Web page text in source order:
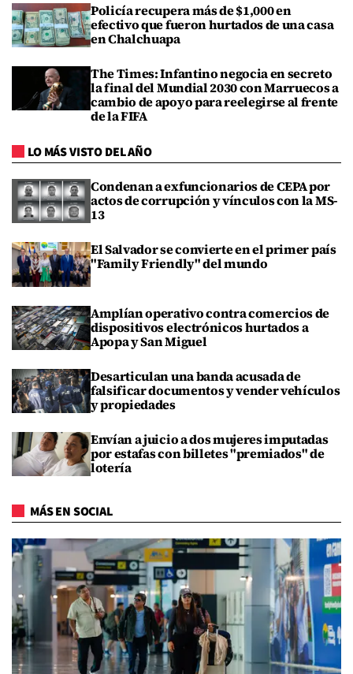
Policía recupera más de $1,000 en
efectivo que fueron hurtados de una casa
en Chalchuapa
The Times: Infantino negocia en secreto
la final del Mundial 2030 con Marruecos a
cambio de apoyo para reelegirse al frente
de la FIFA
LO MÁS VISTO DEL AÑO
Condenan a exfuncionarios de CEPA por
actos de corrupción y vínculos con la MS-
13
El Salvador se convierte en el primer país
"Family Friendly" del mundo
Amplían operativo contra comercios de
dispositivos electrónicos hurtados a
Apopa y San Miguel
Desarticulan una banda acusada de
falsificar documentos y vender vehículos
y propiedades
Envían a juicio a dos mujeres imputadas
por estafas con billetes "premiados" de
lotería
MÁS EN SOCIAL